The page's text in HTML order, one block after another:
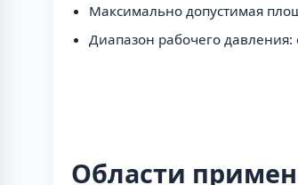
Максимально допустимая
Диапазон рабочего давления:
Области